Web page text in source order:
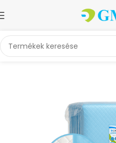
Kezdőlap Nadrágpelenkák, betegalátétek